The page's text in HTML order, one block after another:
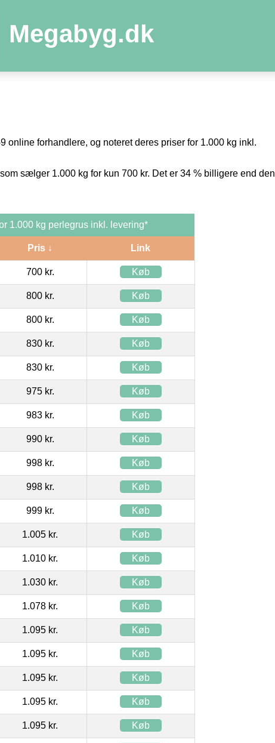
Megabyg.dk
online forhandlere, og noteret deres priser for 1.000 kg inkl.
sælger 1.000 kg for kun 700 kr. Det er 34 % billigere end den
1.000 kg perlegrus inkl. levering*
Pris ↓ Link
700 kr. Køb
800 kr. Køb
800 kr. Køb
830 kr. Køb
830 kr. Køb
975 kr. Køb
983 kr. Køb
990 kr. Køb
998 kr. Køb
998 kr. Køb
999 kr. Køb
1.005 kr. Køb
1.010 kr. Køb
1.030 kr. Køb
1.078 kr. Køb
1.095 kr. Køb
1.095 kr. Køb
1.095 kr. Køb
1.095 kr. Køb
1.095 kr. Køb